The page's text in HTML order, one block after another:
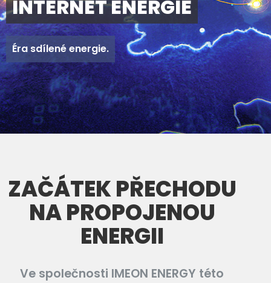
INTERNET ENERGIE
Éra sdílené energie.
ZAČÁTEK PŘECHODU
NA PROPOJENOU
ENERGII
Ve společnosti IMEON ENERGY této